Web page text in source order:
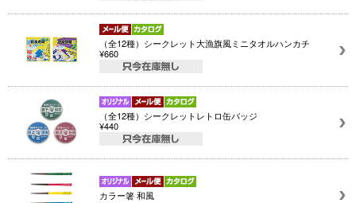
（全12種）シークレット大漁旗風ミニタオルハンカチ
¥660
（全12種）シークレットレトロ缶バッジ
¥440
カラー箸 和風